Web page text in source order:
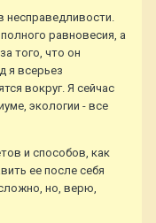
несправедливости.
равновесия, а
того, что он
я всерьез
вокруг. Я сейчас
экологии - все
и способов, как
ее после себя
но, верю,